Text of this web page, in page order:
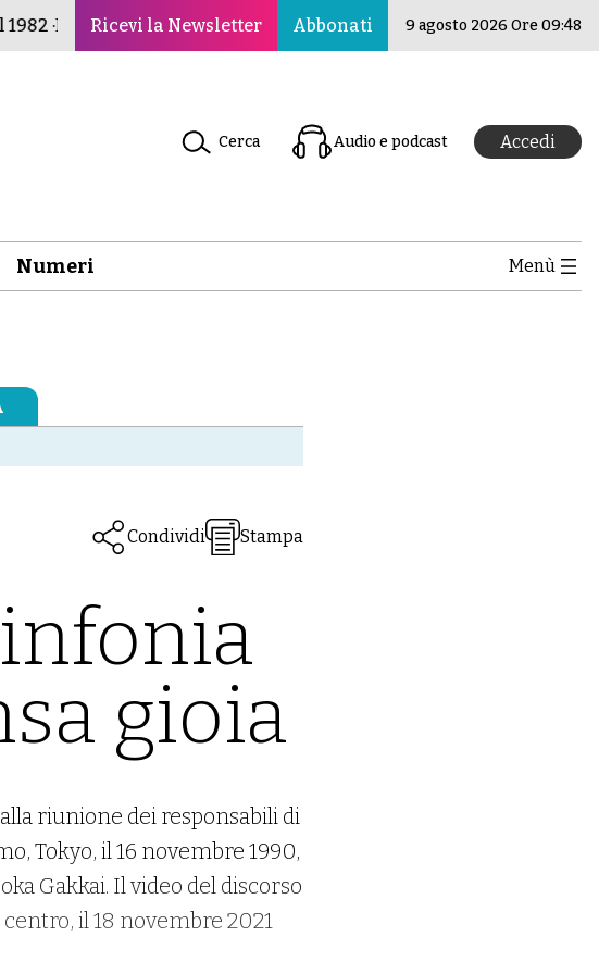
·Buddismo per la pace, la cultura e l’educazione ·Il Nuovo
Ricevi la Newsletter Abbonati 9 agosto 2026 Ore 09:48
Cerca Audio e podcast Accedi
Numeri Menù
Condividi Stampa
gioia
riunione dei responsabili di
Tokyo, il 16 novembre 1990,
Gakkai. Il video del discorso
il 18 novembre 2021